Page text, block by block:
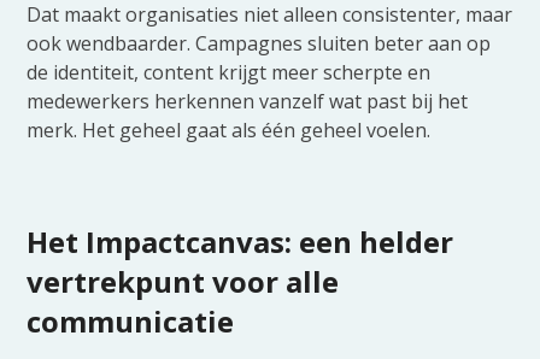
Dat maakt organisaties niet alleen consistenter, maar
ook wendbaarder. Campagnes sluiten beter aan op
de identiteit, content krijgt meer scherpte en
medewerkers herkennen vanzelf wat past bij het
merk. Het geheel gaat als één geheel voelen.
Het Impactcanvas: een helder
vertrekpunt voor alle
communicatie